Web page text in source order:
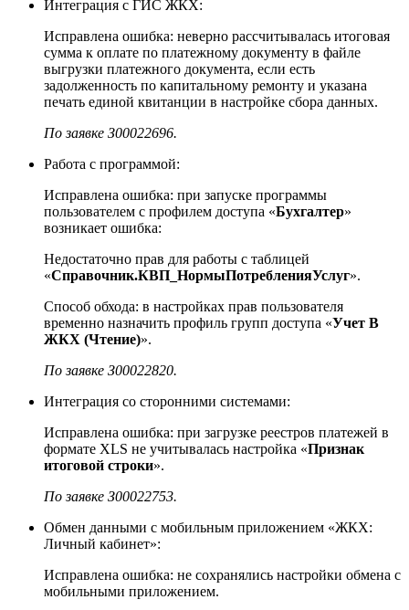
Интеграция с ГИС ЖКХ:
Исправлена ошибка: неверно рассчитывалась итоговая
сумма к оплате по платежному документу в файле
выгрузки платежного документа, если есть
задолженность по капитальному ремонту и указана
печать единой квитанции в настройке сбора данных.
По заявке З00022696.
Работа с программой:
Исправлена ошибка: при запуске программы
пользователем с профилем доступа «Бухгалтер»
возникает ошибка:
Недостаточно прав для работы с таблицей
«Справочник.КВП_НормыПотребленияУслуг».
Способ обхода: в настройках прав пользователя
временно назначить профиль групп доступа «Учет В
ЖКХ (Чтение)».
По заявке З00022820.
Интеграция со сторонними системами:
Исправлена ошибка: при загрузке реестров платежей в
формате XLS не учитывалась настройка «Признак
итоговой строки».
По заявке З00022753.
Обмен данными с мобильным приложением «ЖКХ:
Личный кабинет»:
Исправлена ошибка: не сохранялись настройки обмена с
мобильными приложением.